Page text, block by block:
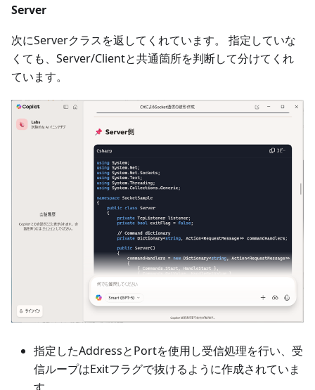
Server
次にServerクラスを返してくれています。 指定していな
くても、Server/Clientと共通箇所を判断して分けてくれ
ています。
指定したAddressとPortを使用し受信処理を行い、受
信ループはExitフラグで抜けるように作成されていま